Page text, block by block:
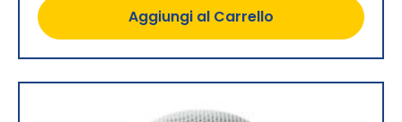
Aggiungi al Carrello